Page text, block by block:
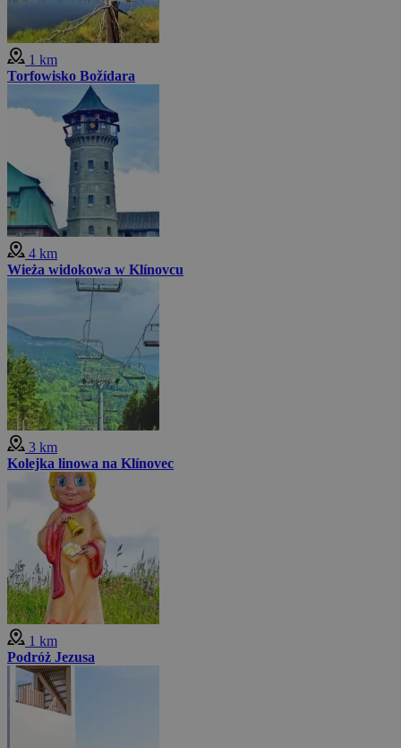
1 km
Torfowisko Božídara
4 km
Wieża widokowa w Klínovcu
3 km
Kolejka linowa na Klínovec
1 km
Podróż Jezusa